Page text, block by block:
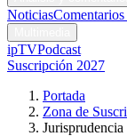
NoticiasComentarios
ipTVPodcast
Suscripción 2027
Portada
Zona de
Jurisprudencia